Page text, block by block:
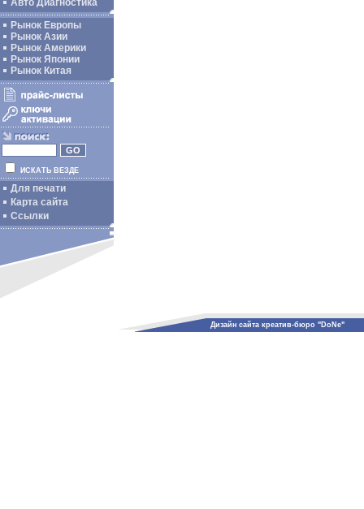
Авто Диагностика
Рынок Европы
Рынок Азии
Рынок Америки
Рынок Японии
Рынок Китая
ИСКАТЬ ВЕЗДЕ
Для печати
Карта сайта
Ссылки
Дизайн сайта креатив-бюро "DoNe"